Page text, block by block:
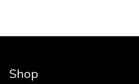
Shop